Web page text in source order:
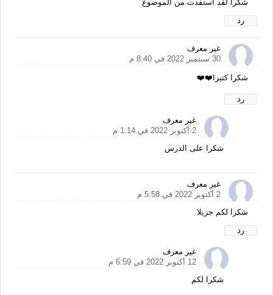
شكرا لقد استفدت من الموضوع
رد
غير معرف
30 سبتمبر 2022 في 8:40 م
شكرا كتيرا❤️❤️
رد
غير معرف
2 أكتوبر 2022 في 1:14 م
شكرا على الدرس
غير معرف
2 أكتوبر 2022 في 5:58 م
شكرا لكم جزيلا
رد
غير معرف
12 أكتوبر 2022 في 6:59 م
شكرا لكم